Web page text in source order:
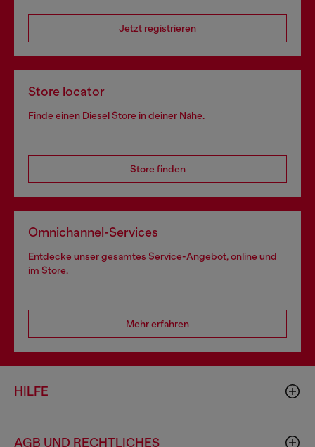
Jetzt registrieren
Store locator
Finde einen Diesel Store in deiner Nähe.
Store finden
Omnichannel-Services
Entdecke unser gesamtes Service-Angebot, online und
im Store.
Mehr erfahren
HILFE
AGB UND RECHTLICHES